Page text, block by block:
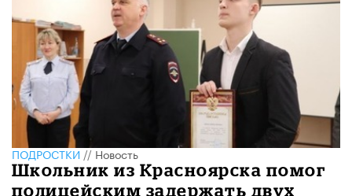
ПОДРОСТКИ//Новость
Школьник из Красноярска помог
полицейским задержать двух